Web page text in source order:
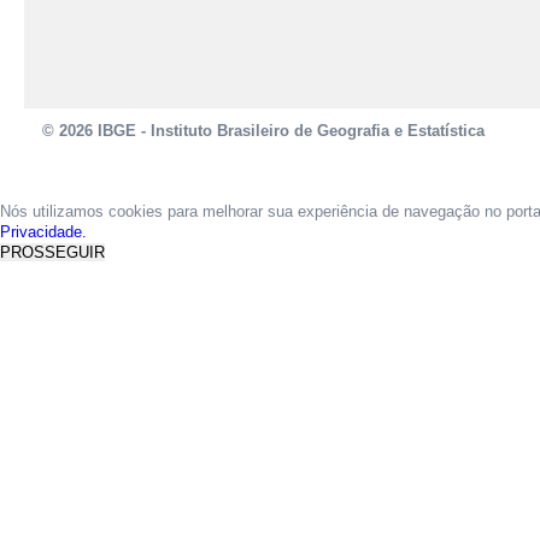
© 2026 IBGE - Instituto Brasileiro de Geografia e Estatística
Nós utilizamos cookies para melhorar sua experiência de navegação no
Privacidade.
PROSSEGUIR